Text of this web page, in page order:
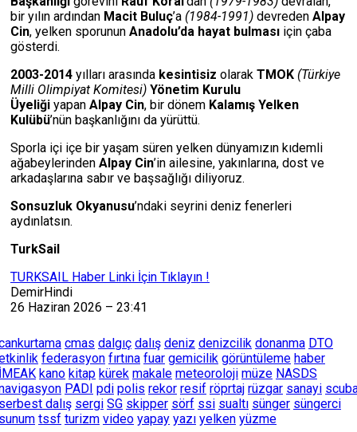
bir yılın ardından Macit Buluç’a (1984-1991) devreden Alpay
Cin, yelken sporunun Anadolu’da hayat bulması için çaba
gösterdi.
2003-2014 yılları arasında kesintisiz olarak TMOK (Türkiye
Milli Olimpiyat Komitesi) Yönetim Kurulu
Üyeliği yapan Alpay Cin, bir dönem Kalamış Yelken
Kulübü’nün başkanlığını da yürüttü.
Sporla içi içe bir yaşam süren yelken dünyamızın kıdemli
ağabeylerinden Alpay Cin’in ailesine, yakınlarına, dost ve
arkadaşlarına sabır ve başsağlığı diliyoruz.
Sonsuzluk Okyanusu’ndaki seyrini deniz fenerleri
aydınlatsın.
TurkSail
TURKSAIL Haber Linki İçin Tıklayın !
DemirHindi
26 Haziran 2026 – 23:41
cmas dalgıç dalış deniz denizcilik donanma DTO
federasyon fırtına fuar gemicilik görüntüleme haber
kano kitap kürek makale meteoroloji müze NASDS
PADI pdi polis rekor resif röprtaj rüzgar sanayi
dalış sergi SG skipper sörf ssi sualtı sünger süngerci
tssf turizm video yapay yazı yelken yüzme